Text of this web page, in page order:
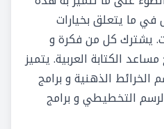
ما يتعلق بخيارات
يشترك كل من فكرة و
الكتابة العربية. يتميز
الخرائط الذهنية و برامج
التخطيطي و برامج